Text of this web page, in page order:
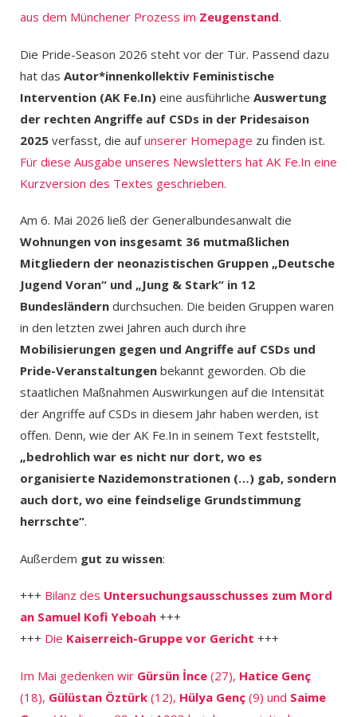
aus dem Münchener Prozess im Zeugenstand.
Die Pride-Season 2026 steht vor der Tür. Passend dazu
hat das Autor*innenkollektiv Feministische
Intervention (AK Fe.In) eine ausführliche Auswertung
der rechten Angriffe auf CSDs in der Pridesaison
2025 verfasst, die aufunserer Homepage zu finden ist.
Für diese Ausgabe unseres Newsletters hat AK Fe.In eine
Kurzversion des Textes geschrieben.
Am 6. Mai 2026 ließ der Generalbundesanwalt die
Wohnungen von insgesamt 36 mutmaßlichen
Mitgliedern der neonazistischen Gruppen „Deutsche
Jugend Voran“ und „Jung & Stark“ in 12
Bundesländern durchsuchen. Die beiden Gruppen waren
in den letzten zwei Jahren auch durch ihre
Mobilisierungen gegen und Angriffe auf CSDs und
Pride-Veranstaltungen bekannt geworden. Ob die
staatlichen Maßnahmen Auswirkungen auf die Intensität
der Angriffe auf CSDs in diesem Jahr haben werden, ist
offen. Denn, wie der AK Fe.In in seinem Text feststellt,
„bedrohlich war es nicht nur dort, wo es
organisierte Nazidemonstrationen (…) gab, sondern
auch dort, wo eine feindselige Grundstimmung
herrschte“.
Außerdem gut zu wissen:
+++ Bilanz des Untersuchungsausschusses zum Mord
an Samuel Kofi Yeboah +++
+++ Die Kaiserreich-Gruppe vor Gericht +++
Im Mai gedenken wir Gürsün İnce (27), Hatice Genç
(18), Gülüstan Öztürk (12), Hülya Genç (9) und Saime